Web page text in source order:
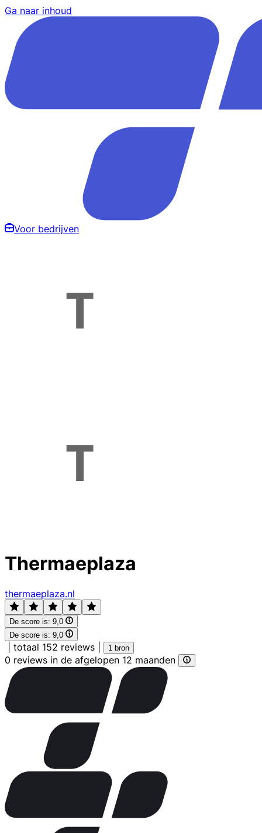
Ga naar inhoud
Voor bedrijven
Thermaeplaza
thermaeplaza.nl
De score is: 9,0
De score is: 9,0
totaal 152 reviews 1 bron
0 reviews in de afgelopen 12 maanden